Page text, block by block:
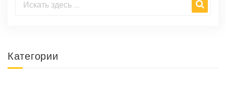
Категории